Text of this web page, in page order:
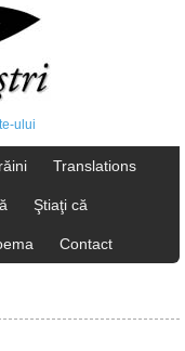
ului
Translations
Ştiaţi că
Contact